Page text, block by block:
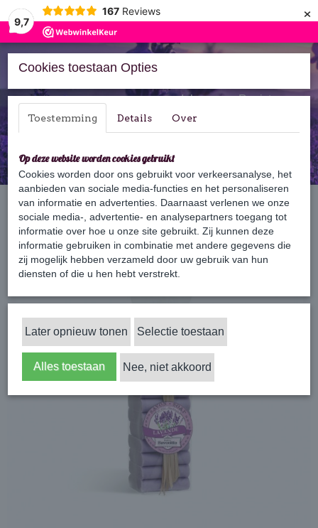
9,7
167 Reviews ×
Inloggen Registreren
Home › Cadeaus & Geschenksets › Kleine attenties › Gastenzeepjes
Lavendel 10 stuks
Cookies toestaan Opties
Toestemming Details Over
Op deze website worden cookies gebruikt
Cookies worden door ons gebruikt voor verkeersanalyse, het
aanbieden van sociale media-functies en het personaliseren
van informatie en advertenties. Daarnaast verlenen we onze
sociale media-, advertentie- en analysepartners toegang tot
informatie over hoe u onze site gebruikt. Zij kunnen deze
informatie gebruiken in combinatie met andere gegevens die
zij mogelijk hebben verzameld door uw gebruik van hun
diensten of die u hen hebt verstrekt.
Later opnieuw tonen Selectie toestaan
Alles toestaan Nee, niet akkoord